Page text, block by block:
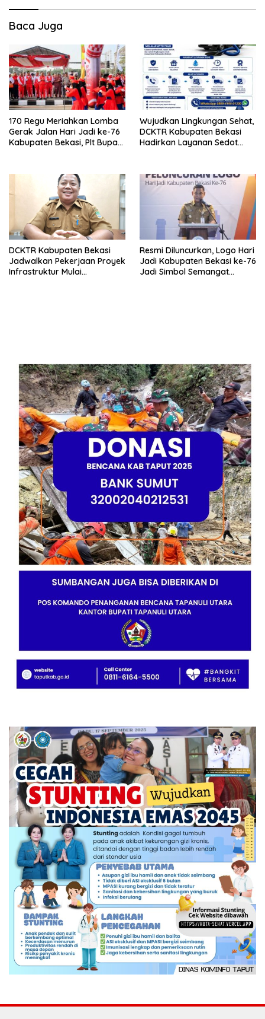
Baca Juga
170 Regu Meriahkan Lomba
Gerak Jalan Hari Jadi ke-76
Kabupaten Bekasi, Plt Bupati
Wujudkan Lingkungan Sehat,
DCKTR Kabupaten Bekasi
Hadirkan Layanan Sedot
DCKTR Kabupaten Bekasi
Jadwalkan Pekerjaan Proyek
Infrastruktur Mulai
Resmi Diluncurkan, Logo Hari
Jadi Kabupaten Bekasi ke-76
Jadi Simbol Semangat